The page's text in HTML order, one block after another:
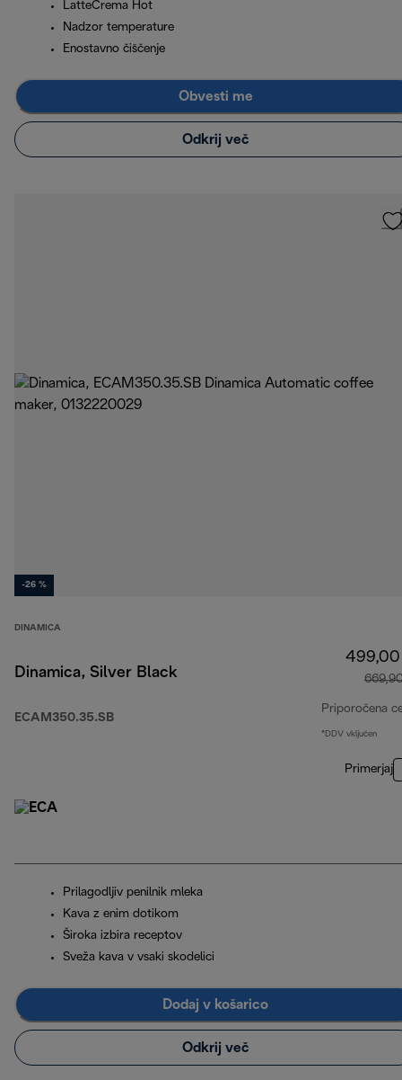
LatteCrema Hot
Nadzor temperature
Enostavno čiščenje
Obvesti me
Odkrij več
-26 %
DINAMICA
Dinamica, Silver Black
ECAM350.35.SB
Priporočena
*DDV vključen
Primerjaj
Prilagodljiv penilnik mleka
Kava z enim dotikom
Široka izbira receptov
Sveža kava v vsaki skodelici
Dodaj v košarico
Odkrij več